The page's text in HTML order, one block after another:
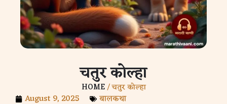
चतुर कोल्हा
HOME/ चतुर कोल्हा
August 9, 2025 बालकथा